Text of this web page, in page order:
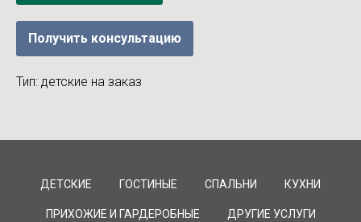
Получить консультацию
Тип: детские на заказ
ДЕТСКИЕ ГОСТИНЫЕ СПАЛЬНИ КУХНИ
ПРИХОЖИЕ И ГАРДЕРОБНЫЕ ДРУГИЕ УСЛУГИ